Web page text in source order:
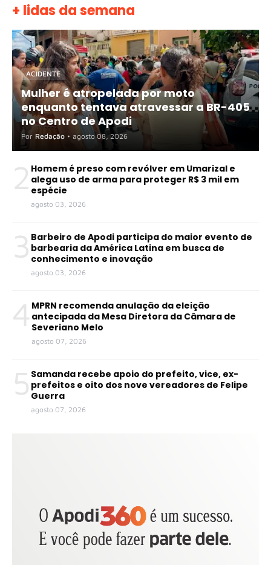
+ lidas da semana
ACIDENTE
Mulher é atropelada por moto
enquanto tentava atravessar a BR-405
no Centro de Apodi
Por Redação • agosto 08, 2026
2 Homem é preso com revólver em Umarizal e
alega uso de arma para proteger R$ 3 mil em
espécie
agosto 03, 2026
3 Barbeiro de Apodi participa do maior evento de
barbearia da América Latina em busca de
conhecimento e inovação
agosto 03, 2026
4 MPRN recomenda anulação da eleição
antecipada da Mesa Diretora da Câmara de
Severiano Melo
agosto 07, 2026
5 Samanda recebe apoio do prefeito, vice, ex-
prefeitos e oito dos nove vereadores de Felipe
Guerra
agosto 07, 2026